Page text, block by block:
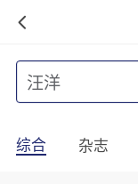
综合 杂志